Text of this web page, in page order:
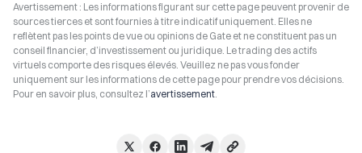
Avertissement : Les informations figurant sur cette page peuvent provenir de
sources tierces et sont fournies à titre indicatif uniquement. Elles ne
reflètent pas les points de vue ou opinions de Gate et ne constituent pas un
conseil financier, d’investissement ou juridique. Le trading des actifs
virtuels comporte des risques élevés. Veuillez ne pas vous fonder
uniquement sur les informations de cette page pour prendre vos décisions.
Pour en savoir plus, consultez l’avertissement.